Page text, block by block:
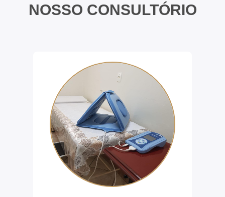
NOSSO CONSULTÓRIO